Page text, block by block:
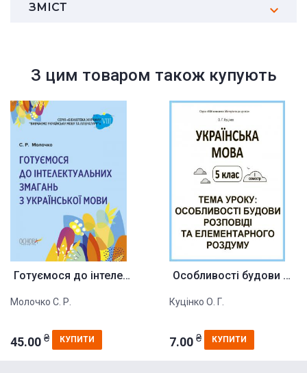
ЗМІСТ
З цим товаром також купують
Готуємося до інтелектуальних з...
Молочко С. Р.
45.00 ₴ КУПИТИ
Особливості будови розповіді т...
Куцінко О. Г.
7.00 ₴ КУПИТИ